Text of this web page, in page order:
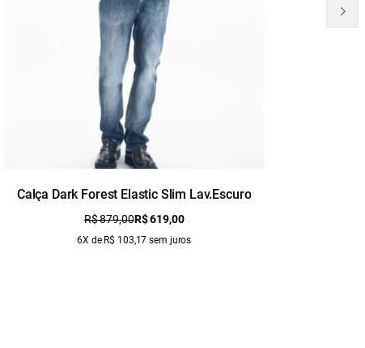
Calça Dark Forest Elastic Slim Lav.Escuro
R$ 879,00R$ 619,00
6X de R$ 103,17 sem juros